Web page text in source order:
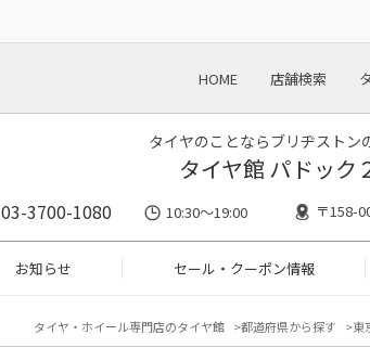
HOME 店舗検索
タイヤのことならブリヂストン
タイヤ館 パドック
03-3700-1080 10:30～19:00 〒158-
お知らせ セール・クーポン情報
タイヤ・ホイール専門店のタイヤ館 都道府県から探す 東